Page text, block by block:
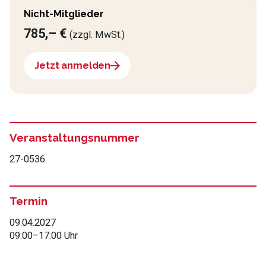
Nicht-Mitglieder
785,– €(zzgl. MwSt.)
Jetzt anmelden
Veranstaltungsnummer
27-0536
Termin
09.04.2027
09:00–17:00 Uhr